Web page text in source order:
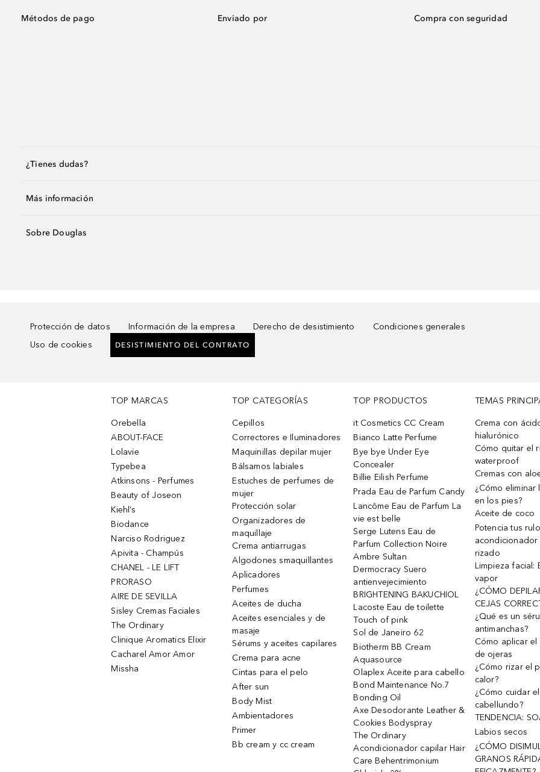
Métodos de pago Enviado por Compra con seguridad
¿Tienes dudas?
Más información
Sobre Douglas
Protección de datos Información de la empresa Derecho de desistimiento
Condiciones generales
Uso de cookies
DESISTIMIENTO DEL CONTRATO
TOP MARCAS
Orebella
ABOUT-FACE
Lolavie
Typebea
Atkinsons - Perfumes
Beauty of Joseon
Kiehl’s
Biodance
Narciso Rodriguez
Apivita - Champús
CHANEL - LE LIFT
PRORASO
AIRE DE SEVILLA
Sisley Cremas Faciales
The Ordinary
Clinique Aromatics Elixir
Cacharel Amor Amor
Missha
TOP CATEGORÍAS
Cepillos
Correctores e Iluminadores
Maquinillas depilar mujer
Bálsamos labiales
Estuches de perfumes de
mujer
Protección solar
Organizadores de
maquillaje
Crema antiarrugas
Algodones smaquillantes
Aplicadores
Perfumes
Aceites de ducha
Aceites esenciales y de
masaje
Sérums y aceites capilares
Crema para acne
Cintas para el pelo
After sun
Body Mist
Ambientadores
Primer
Bb cream y cc cream
TOP PRODUCTOS
it Cosmetics CC Cream
Bianco Latte Perfume
Bye bye Under Eye
Concealer
Billie Eilish Perfume
Prada Eau de Parfum Candy
Lancôme Eau de Parfum La
vie est belle
Serge Lutens Eau de
Parfum Collection Noire
Ambre Sultan
Dermocracy Suero
antienvejecimiento
BRIGHTENING BAKUCHIOL
Lacoste Eau de toilette
Touch of pink
Sol de Janeiro 62
Biotherm BB Cream
Aquasource
Olaplex Aceite para cabello
Bond Maintenance No.7
Bonding Oil
Axe Desodorante Leather &
Cookies Bodyspray
The Ordinary
Acondicionador capilar Hair
Care Behentrimonium
TEMAS
Crema con
hialurónico
Cómo quitar el
waterproof
Cremas con
¿Cómo eliminar
en los pies?
Aceite de coco
Potencia tus
rizado
Limpieza facial:
vapor
¿CÓMO
CEJAS
¿Qué es un
antimanchas?
Cómo aplicar
de ojeras
¿Cómo rizar el
calor?
¿Cómo cuidar
cabellundo?
TENDENCIA:
Labios secos
¿CÓMO
GRANOS